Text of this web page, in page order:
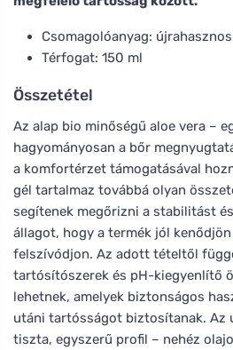
Csomagolóanyag:
Térfogat: 150 ml
Összetétel
Az alap bio minőségű aloe vera –
hagyományosan a bőr
a komfortérzet támogatásával
gél tartalmaz továbbá olyan
segítenek megőrizni a stabilitást
állagot, hogy a termék jól
felszívódjon. Az adott tételtől
tartósítószerek és pH-kiegyenlítő
lehetnek, amelyek biztonságos
utáni tartósságot biztosítanak. Az
tiszta, egyszerű profil – nehéz